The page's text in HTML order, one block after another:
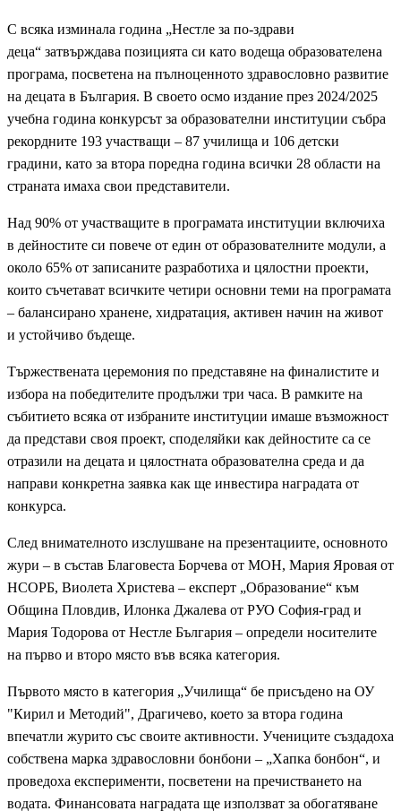
С всяка изминала година „Нестле за по-здрави
деца“ затвърждава позицията си като водеща образователена
програма, посветена на пълноценното здравословно развитие
на децата в България. В своето осмо издание през 2024/2025
учебна година конкурсът за образователни институции събра
рекордните 193 участващи – 87 училища и 106 детски
градини, като за втора поредна година всички 28 области на
страната имаха свои представители.
Над 90% от участващите в програмата институции включиха
в дейностите си повече от един от образователните модули, а
около 65% от записаните разработиха и цялостни проекти,
които съчетават всичките четири основни теми на програмата
– балансирано хранене, хидратация, активен начин на живот
и устойчиво бъдеще.
Тържествената церемония по представяне на финалистите и
избора на победителите продължи три часа. В рамките на
събитието всяка от избраните институции имаше възможност
да представи своя проект, споделяйки как дейностите са се
отразили на децата и цялостната образователна среда и да
направи конкретна заявка как ще инвестира наградата от
конкурса.
След внимателното изслушване на презентациите, основното
жури – в състав Благовеста Борчева от МОН, Мария Яровая от
НСОРБ, Виолета Христева – експерт „Образование“ към
Община Пловдив, Илонка Джалева от РУО София-град и
Мария Тодорова от Нестле България – определи носителите
на първо и второ място във всяка категория.
Първото място в категория „Училища“ бе присъдено на ОУ
"Кирил и Методий", Драгичево, което за втора година
впечатли журито със своите активности. Учениците създадоха
собствена марка здравословни бонбони – „Хапка бонбон“, и
проведоха експерименти, посветени на пречистването на
водата. Финансовата наградата ще използват за обогатяване